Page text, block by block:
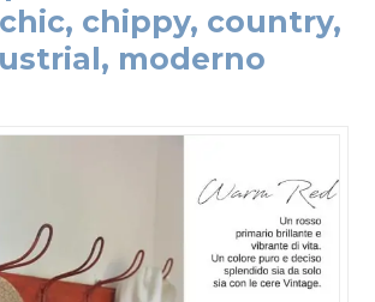
chippy, country,
moderno